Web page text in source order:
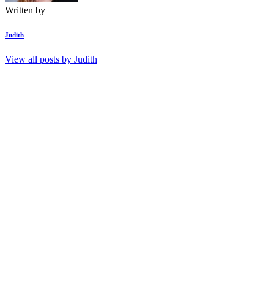
Written by
Judith
View all posts by Judith